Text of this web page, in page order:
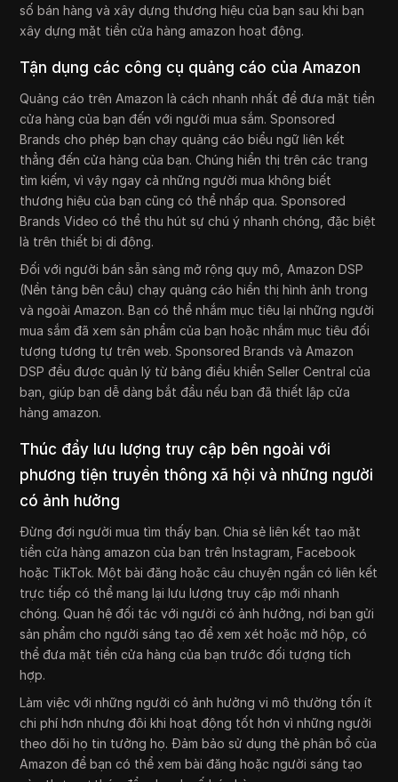
số bán hàng và xây dựng thương hiệu của bạn sau khi bạn
xây dựng mặt tiền cửa hàng amazon hoạt động.
Tận dụng các công cụ quảng cáo của Amazon
Quảng cáo trên Amazon là cách nhanh nhất để đưa mặt tiền
cửa hàng của bạn đến với người mua sắm. Sponsored
Brands cho phép bạn chạy quảng cáo biểu ngữ liên kết
thẳng đến cửa hàng của bạn. Chúng hiển thị trên các trang
tìm kiếm, vì vậy ngay cả những người mua không biết
thương hiệu của bạn cũng có thể nhấp qua. Sponsored
Brands Video có thể thu hút sự chú ý nhanh chóng, đặc biệt
là trên thiết bị di động.
Đối với người bán sẵn sàng mở rộng quy mô, Amazon DSP
(Nền tảng bên cầu) chạy quảng cáo hiển thị hình ảnh trong
và ngoài Amazon. Bạn có thể nhắm mục tiêu lại những người
mua sắm đã xem sản phẩm của bạn hoặc nhắm mục tiêu đối
tượng tương tự trên web. Sponsored Brands và Amazon
DSP đều được quản lý từ bảng điều khiển Seller Central của
bạn, giúp bạn dễ dàng bắt đầu nếu bạn đã thiết lập cửa
hàng amazon.
Thúc đẩy lưu lượng truy cập bên ngoài với
phương tiện truyền thông xã hội và những người
có ảnh hưởng
Đừng đợi người mua tìm thấy bạn. Chia sẻ liên kết tạo mặt
tiền cửa hàng amazon của bạn trên Instagram, Facebook
hoặc TikTok. Một bài đăng hoặc câu chuyện ngắn có liên kết
trực tiếp có thể mang lại lưu lượng truy cập mới nhanh
chóng. Quan hệ đối tác với người có ảnh hưởng, nơi bạn gửi
sản phẩm cho người sáng tạo để xem xét hoặc mở hộp, có
thể đưa mặt tiền cửa hàng của bạn trước đối tượng tích
hợp.
Làm việc với những người có ảnh hưởng vi mô thường tốn ít
chi phí hơn nhưng đôi khi hoạt động tốt hơn vì những người
theo dõi họ tin tưởng họ. Đảm bảo sử dụng thẻ phân bổ của
Amazon để bạn có thể xem bài đăng hoặc người sáng tạo